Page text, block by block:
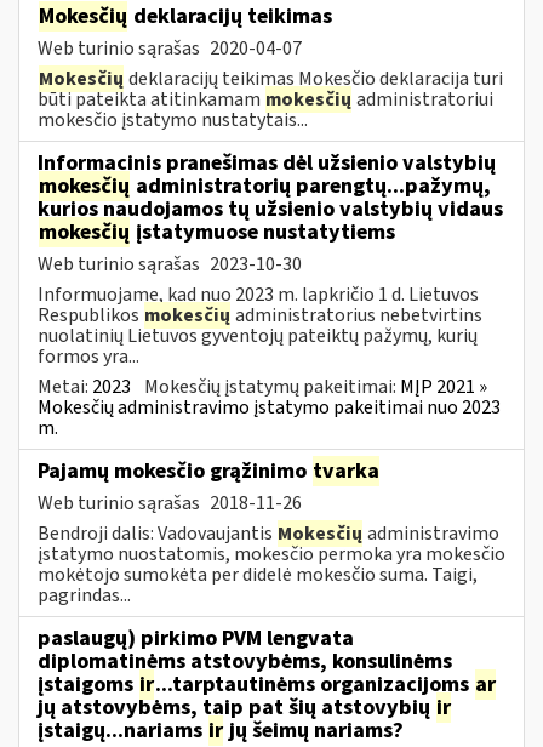
Mokesčių deklaracijų teikimas
Web turinio sąrašas 2020-04-07
Mokesčių deklaracijų teikimas Mokesčio deklaracija turi
būti pateikta atitinkamam mokesčių administratoriui
mokesčio įstatymo nustatytais...
Informacinis pranešimas dėl užsienio valstybių
mokesčių administratorių parengtų...pažymų,
kurios naudojamos tų užsienio valstybių vidaus
mokesčių įstatymuose nustatytiems
Web turinio sąrašas 2023-10-30
Informuojame, kad nuo 2023 m. lapkričio 1 d. Lietuvos
Respublikos mokesčių administratorius nebetvirtins
nuolatinių Lietuvos gyventojų pateiktų pažymų, kurių
formos yra...
Metai: 2023 Mokesčių įstatymų pakeitimai: MĮP 2021 »
Mokesčių administravimo įstatymo pakeitimai nuo 2023
m.
Pajamų mokesčio grąžinimo tvarka
Web turinio sąrašas 2018-11-26
Bendroji dalis: Vadovaujantis Mokesčių administravimo
įstatymo nuostatomis, mokesčio permoka yra mokesčio
mokėtojo sumokėta per didelė mokesčio suma. Taigi,
pagrindas...
paslaugų) pirkimo PVM lengvata
diplomatinėms atstovybėms, konsulinėms
įstaigoms ir...tarptautinėms organizacijoms ar
jų atstovybėms, taip pat šių atstovybių ir
įstaigų...nariams irjų šeimų nariams?